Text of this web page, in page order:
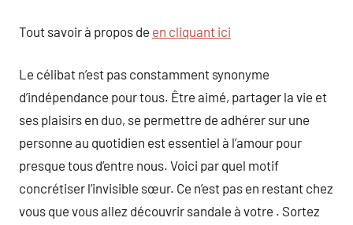
Tout savoir à propos de en cliquant ici
Le célibat n’est pas constamment synonyme
d’indépendance pour tous. Être aimé, partager la vie et
ses plaisirs en duo, se permettre de adhérer sur une
personne au quotidien est essentiel à l’amour pour
presque tous d’entre nous. Voici par quel motif
concrétiser l’invisible sœur. Ce n’est pas en restant chez
vous que vous allez découvrir sandale à votre . Sortez